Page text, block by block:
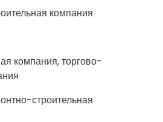
компания
компания, торгово-
строительная